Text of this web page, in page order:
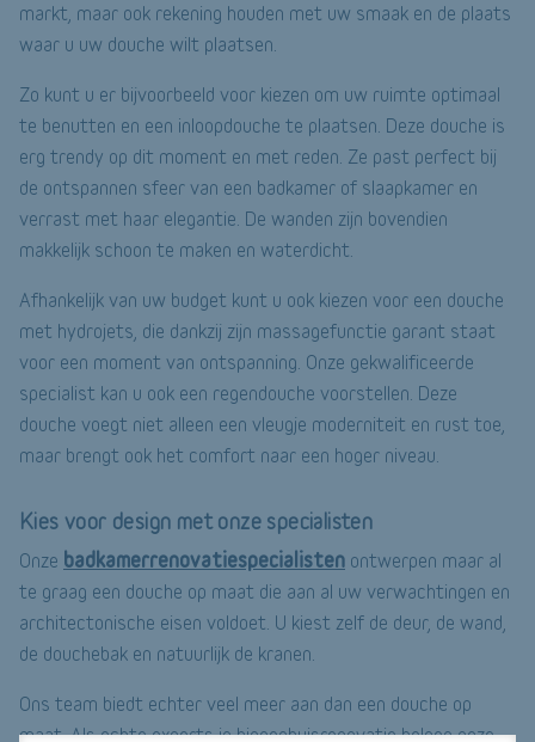
markt, maar ook rekening houden met uw smaak en de plaats
waar u uw douche wilt plaatsen.
Zo kunt u er bijvoorbeeld voor kiezen om uw ruimte optimaal
te benutten en een inloopdouche te plaatsen. Deze douche is
erg trendy op dit moment en met reden. Ze past perfect bij
de ontspannen sfeer van een badkamer of slaapkamer en
verrast met haar elegantie. De wanden zijn bovendien
makkelijk schoon te maken en waterdicht.
Afhankelijk van uw budget kunt u ook kiezen voor een douche
met hydrojets, die dankzij zijn massagefunctie garant staat
voor een moment van ontspanning. Onze gekwalificeerde
specialist kan u ook een regendouche voorstellen. Deze
douche voegt niet alleen een vleugje moderniteit en rust toe,
maar brengt ook het comfort naar een hoger niveau.
Kies voor design met onze specialisten
Onze badkamerrenovatiespecialisten ontwerpen maar al
te graag een douche op maat die aan al uw verwachtingen en
architectonische eisen voldoet. U kiest zelf de deur, de wand,
de douchebak en natuurlijk de kranen.
Ons team biedt echter veel meer aan dan een douche op
maat. Als echte experts in binnenhuisrenovatie helpen onze